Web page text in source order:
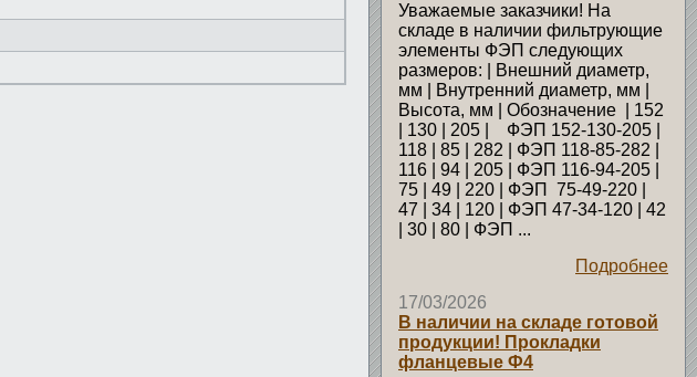
Уважаемые заказчики! На
складе в наличии фильтрующие
элементы ФЭП следующих
размеров: | Внешний диаметр,
мм | Внутренний диаметр, мм |
Высота, мм | Обозначение | 152
| 130 | 205 | ФЭП 152-130-205 |
118 | 85 | 282 | ФЭП 118-85-282 |
116 | 94 | 205 | ФЭП 116-94-205 |
75 | 49 | 220 | ФЭП 75-49-220 |
47 | 34 | 120 | ФЭП 47-34-120 | 42
| 30 | 80 | ФЭП ...
Подробнее
17/03/2026
В наличии на складе готовой
продукции! Прокладки
фланцевые Ф4